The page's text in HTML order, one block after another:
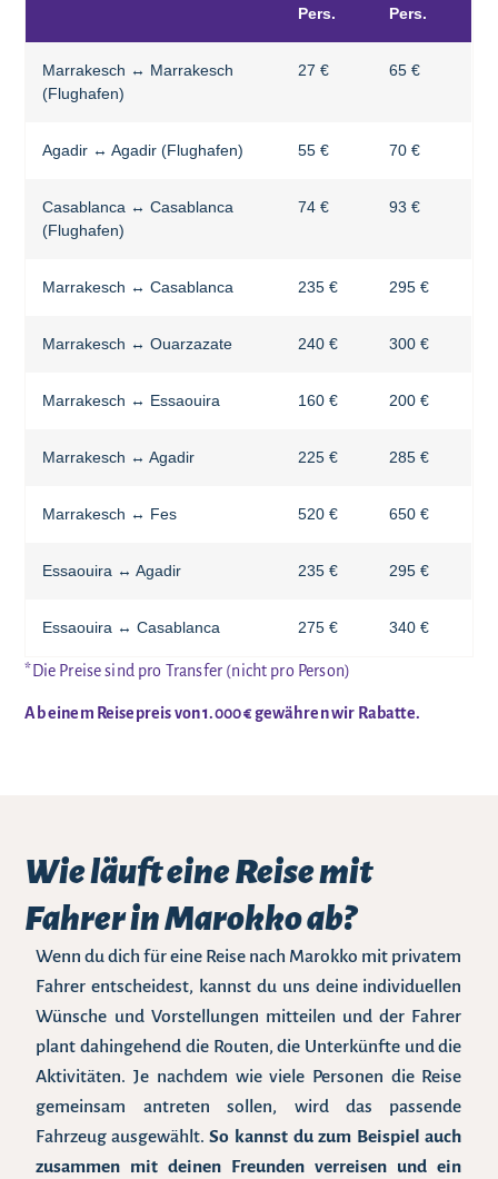
Pers.
Pers.
Marrakesch ↔ Marrakesch
(Flughafen)
27 € 65 €
Agadir ↔ Agadir (Flughafen) 55 € 70 €
Casablanca ↔ Casablanca
(Flughafen)
74 € 93 €
Marrakesch ↔ Casablanca 235 € 295 €
Marrakesch ↔ Ouarzazate 240 € 300 €
Marrakesch ↔ Essaouira 160 € 200 €
Marrakesch ↔ Agadir 225 € 285 €
Marrakesch ↔ Fes 520 € 650 €
Essaouira ↔ Agadir 235 € 295 €
Essaouira ↔ Casablanca 275 € 340 €
*Die Preise sind pro Transfer (nicht pro Person)
Ab einem Reisepreis von 1.000 € gewähren wir Rabatte.
Wie läuft eine Reise mit
Fahrer in Marokko ab?
Wenn du dich für eine Reise nach Marokko mit privatem
Fahrer entscheidest, kannst du uns deine individuellen
Wünsche und Vorstellungen mitteilen und der Fahrer
plant dahingehend die Routen, die Unterkünfte und die
Aktivitäten. Je nachdem wie viele Personen die Reise
gemeinsam antreten sollen, wird das passende
Fahrzeug ausgewählt.So kannst du zum Beispiel auch
zusammen mit deinen Freunden verreisen und ein